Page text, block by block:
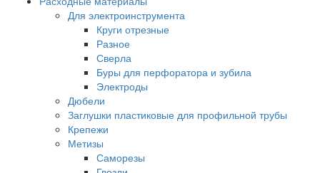
Для электроинструмента
Круги отрезные
Разное
Сверла
Буры для перфоратора и зубила
Электроды
Дюбели
Заглушки пластиковые для профильной трубы
Крепежи
Метизы
Саморезы